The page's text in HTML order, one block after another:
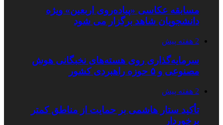
مسابقه عکاسی «پیاده‌روی اربعین» ویژه
دانشجویان شاهد برگزار می شود
2 هفته پیش
سرمایه‌گذاری روی هسته‌های نخبگانی هوش
مصنوعی و ۵ حوزه راهبردی کشور
2 هفته پیش
تأکید ستار هاشمی بر حمایت از مناطق کمتر
برخوردار